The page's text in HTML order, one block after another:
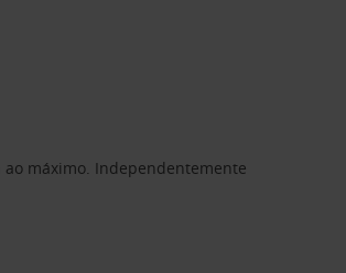
máximo. Independentemente